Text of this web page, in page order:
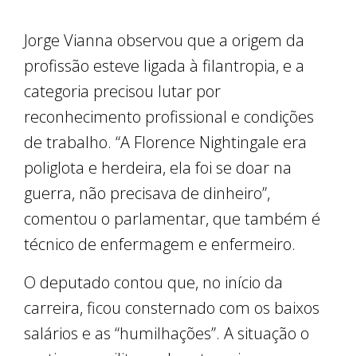
Jorge Vianna observou que a origem da
profissão esteve ligada à filantropia, e a
categoria precisou lutar por
reconhecimento profissional e condições
de trabalho. “A Florence Nightingale era
poliglota e herdeira, ela foi se doar na
guerra, não precisava de dinheiro”,
comentou o parlamentar, que também é
técnico de enfermagem e enfermeiro.
O deputado contou que, no início da
carreira, ficou consternado com os baixos
salários e as “humilhações”. A situação o